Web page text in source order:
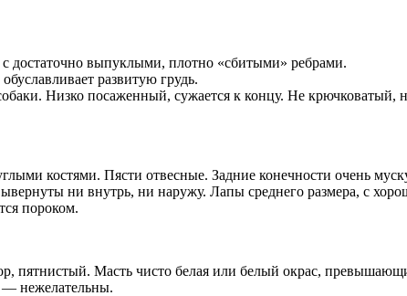
достаточно выпуклыми, плотно «сбитыми» ребрами.
развитую грудь.
Низко посаженный, сужается к концу. Не крючковатый,
костями. Пясти отвесные. Задние конечности очень
ни внутрь, ни наружу. Лапы среднего размера, с
пороком.
пятнистый. Масть чисто белая или белый окрас,
— нежелательны.